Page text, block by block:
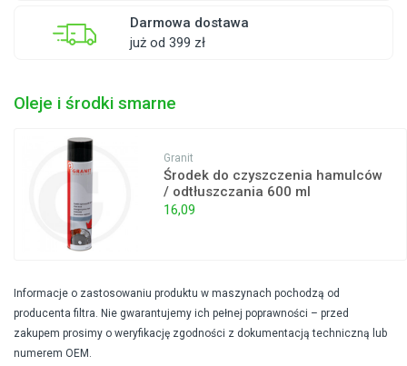
Darmowa dostawa
już od 399 zł
Oleje i środki smarne
Granit
Środek do czyszczenia hamulców
/ odtłuszczania 600 ml
16,09
Informacje o zastosowaniu produktu w maszynach pochodzą od
producenta filtra. Nie gwarantujemy ich pełnej poprawności – przed
zakupem prosimy o weryfikację zgodności z dokumentacją techniczną lub
numerem OEM.